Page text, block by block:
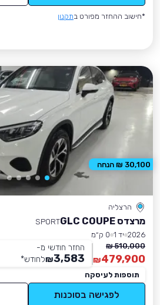
*חישוב ההחזר מפורט בתקנון
הרצליה
מרצדס GLC COUPE
SPORT
2026 יד 1
0 ק״מ
510,000 ₪
479,900
₪
החזר חודשי מ-
3,583
₪לחודש*
תוספות לעיסקה
לפגישה בסוכנות
30,100 ₪ הנחה